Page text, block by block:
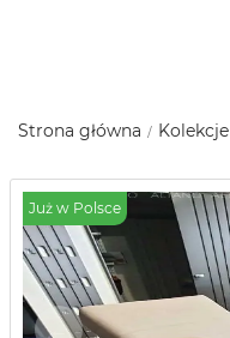
Strona główna Kolekcje
Już w Polsce